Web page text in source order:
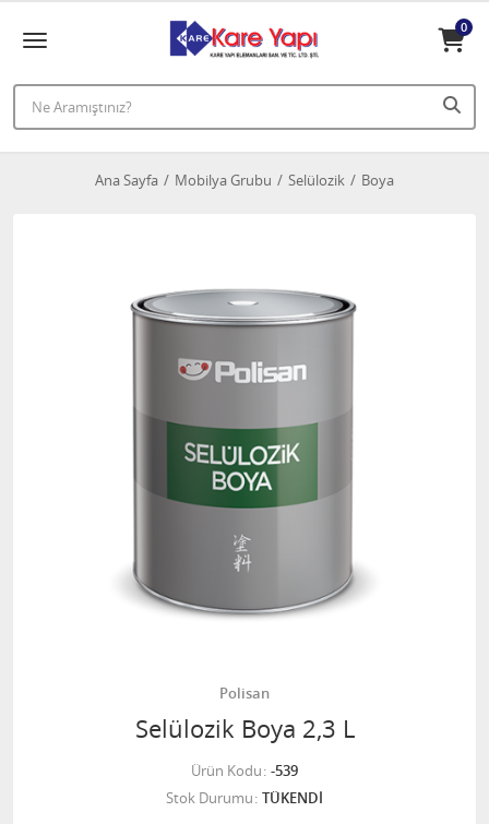
0
Ana Sayfa Mobilya Grubu Selülozik Boya
Polisan
Selülozik Boya 2,3 L
Ürün Kodu -539
Stok Durumu TÜKENDİ